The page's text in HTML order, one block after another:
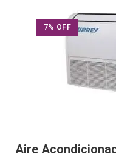
7% OFF
Aire